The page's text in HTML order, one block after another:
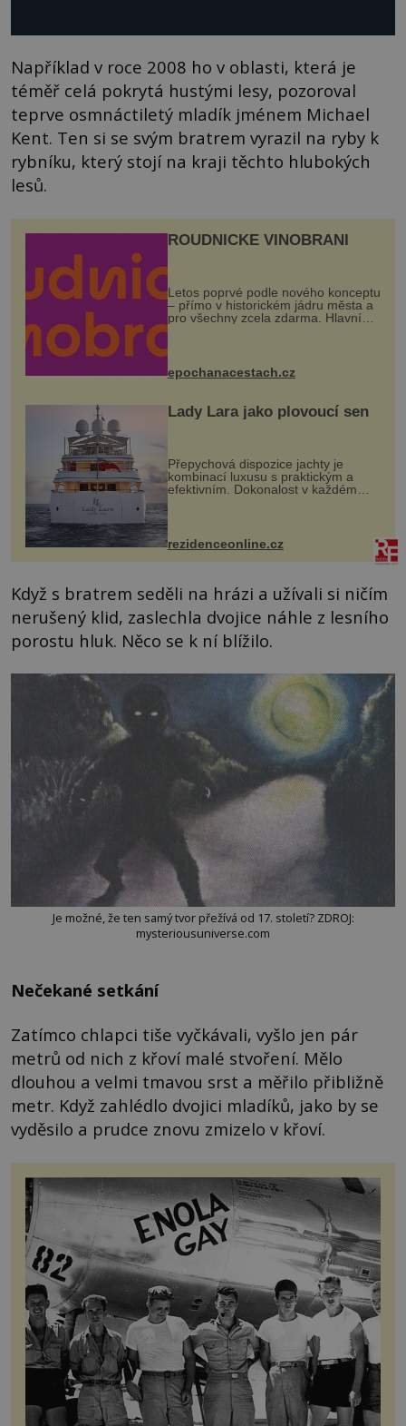
Například v roce 2008 ho v oblasti, která je
téměř celá pokrytá hustými lesy, pozoroval
teprve osmnáctiletý mladík jménem Michael
Kent. Ten si se svým bratrem vyrazil na ryby k
rybníku, který stojí na kraji těchto hlubokých
lesů.
ROUDNICKÉ VINOBRANÍ
Letos poprvé podle nového konceptu
– přímo v historickém jádru města a
pro všechny zcela zdarma. Hlavní
program se odehraje na Karlově a
mohou těšit na víno, burčák, pes...
epochanacestach.cz
Lady Lara jako plovoucí sen
Přepychová dispozice jachty je
kombinací luxusu s praktickým a
efektivním. Dokonalost v každém
detailu představuje značka Fendi
Casa, kterou byly vybaveny její
paluby. Monacký přístav nabízí
každoročn...
rezidenceonline.cz
Když s bratrem seděli na hrázi a užívali si ničím
nerušený klid, zaslechla dvojice náhle z lesního
porostu hluk. Něco se k ní blížilo.
Je možné, že ten samý tvor přežívá od 17. století? ZDROJ:
mysteriousuniverse.com
Nečekané setkání
Zatímco chlapci tiše vyčkávali, vyšlo jen pár
metrů od nich z křoví malé stvoření. Mělo
dlouhou a velmi tmavou srst a měřilo přibližně
metr. Když zahlédlo dvojici mladíků, jako by se
vyděsilo a prudce znovu zmizelo v křoví.